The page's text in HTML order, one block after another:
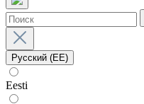
Русский (EE)
Eesti